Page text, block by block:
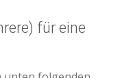
für eine